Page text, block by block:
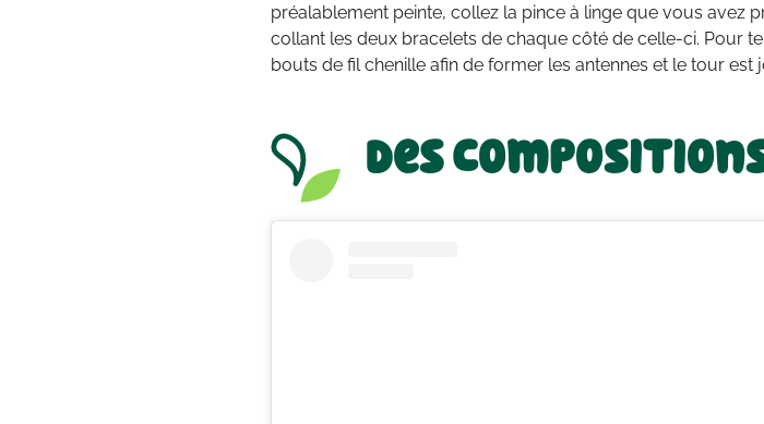
préalablement peinte, collez la pince à linge que vous avez
collant les deux bracelets de chaque côté de celle-ci. Pour
bouts de fil chenille afin de former les antennes et le tour est
Des